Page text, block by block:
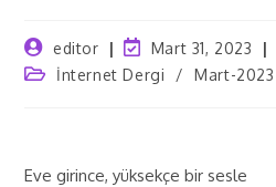
editor
Mart 31, 2023
İnternet Dergi
/ Mart-2023
Eve girince, yüksekçe bir sesle